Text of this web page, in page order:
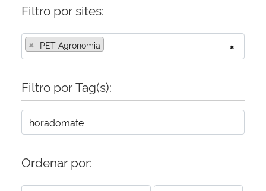
Ministério da Mulher, da Família e dos Direitos Humanos
Secretaria-Geral
Secretaria de Governo
Advocacia-Geral da União
Filtro por sites:
×
× PET Agronomia
Filtro por Tag(s):
Ordenar por: